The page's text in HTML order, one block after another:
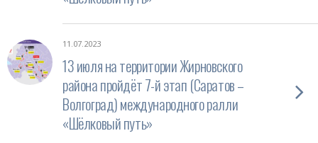
11.07.2023
13 июля на территории Жирновского
района пройдёт 7-й этап (Саратов –
Волгоград) международного ралли
«Шёлковый путь»